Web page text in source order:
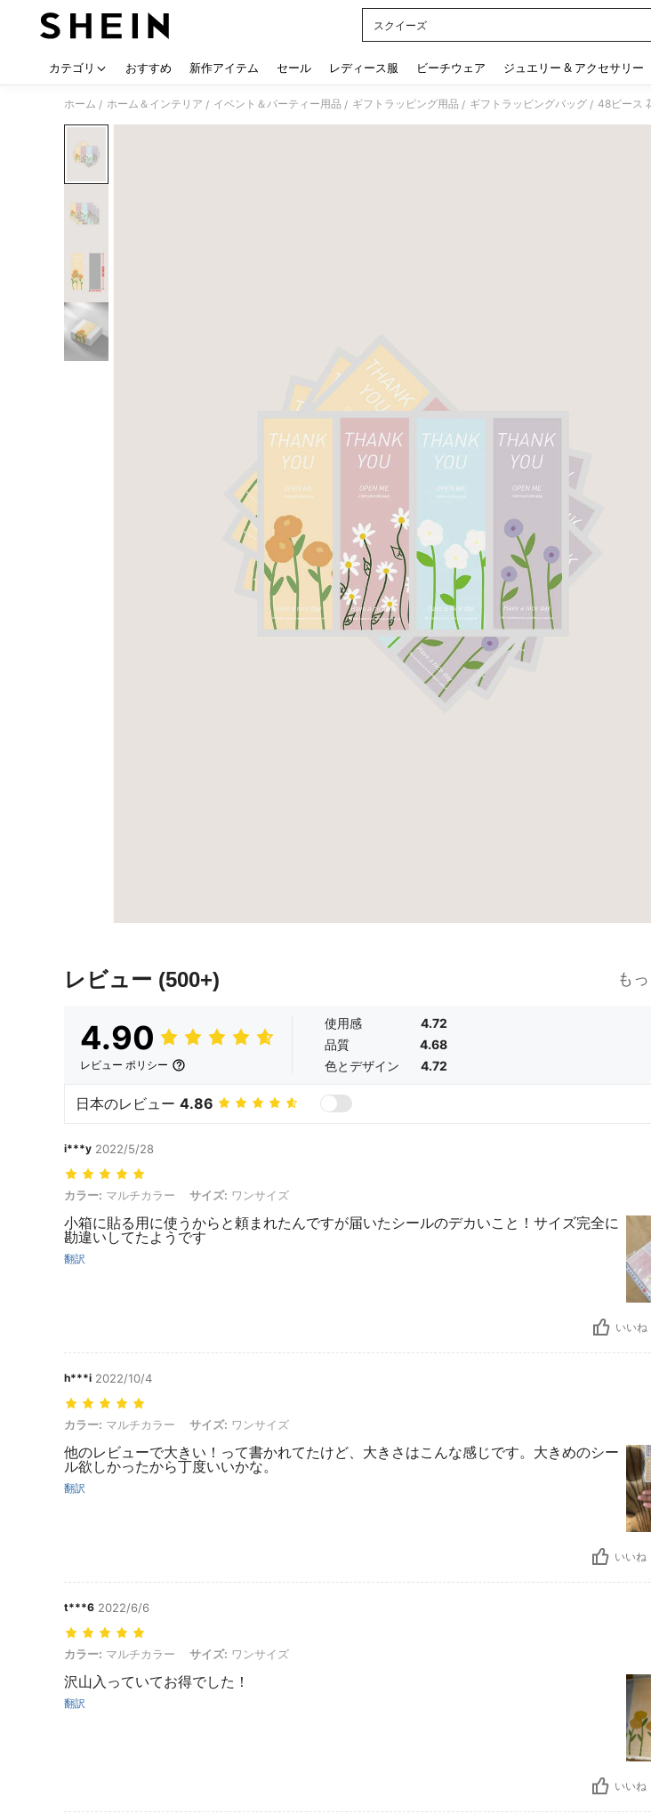
スクイーズ
カテゴリ おすすめ 新作アイテム セール レディース服 ビーチウェア ジュエリー & アクセサリー
ホーム / ホーム＆インテリア / イベント＆パーティー用品 / ギフトラッピング用品 / ギフトラッピングバッグ / 48ピース
レビュー (500+) も
4.90
レビュー ポリシー
使用感
4.72
品質
4.68
色とデザイン
4.72
日本のレビュー 4.86
i***y 2022/5/28
カラー: マルチカラー, サイズ: ワンサイズ
カラー: マルチカラー サイズ: ワンサイズ
小箱に貼る用に使うからと頼まれたんですが届いたシールのデカいこと！サイズ完全に
勘違いしてたようです
翻訳
いいね
h***i 2022/10/4
カラー: マルチカラー, サイズ: ワンサイズ
カラー: マルチカラー サイズ: ワンサイズ
他のレビューで大きい！って書かれてたけど、大きさはこんな感じです。大きめのシー
ル欲しかったから丁度いいかな。
翻訳
いいね
t***6 2022/6/6
カラー: マルチカラー, サイズ: ワンサイズ
カラー: マルチカラー サイズ: ワンサイズ
沢山入っていてお得でした！
翻訳
いいね